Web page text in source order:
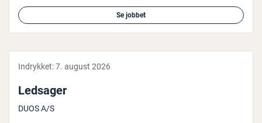
Se jobbet
Indrykket:7. august 2026
Ledsager
DUOS A/S